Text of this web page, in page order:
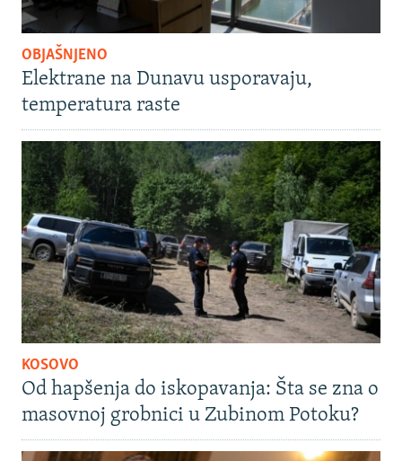
OBJAŠNJENO
Elektrane na Dunavu usporavaju,
temperatura raste
KOSOVO
Od hapšenja do iskopavanja: Šta se zna o
masovnoj grobnici u Zubinom Potoku?